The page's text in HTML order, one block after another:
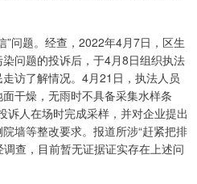
”问题。经查，2022年4月7日，区生
问题的投诉后，于4月8日组织执法
访了解情况。4月21日，执法人员
干燥，无雨时不具备采集水样条
诉人在场时完成采样，并对企业提出
墙等整改要求。报道所涉“赶紧把排
调查，目前暂无证据证实存在上述问